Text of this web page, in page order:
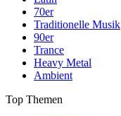
70er
Traditionelle Musik
90er
Trance
Heavy Metal
Ambient
Top Themen